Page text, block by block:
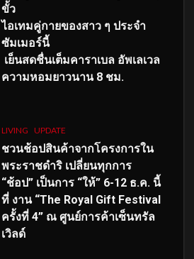
ขั้ว
ไอเทมคู่กายของสาว ๆ ประจำ
ซัมเมอร์นี้
เย็นสดชื่นเต็มคาราเบล อัพเลเวล
ความหอมยาวนาน 8 ชม.
LIVING UPDATE
ชวนช้อปสินค้าจากโครงการใน
พระราชดำริ เปลี่ยนทุกการ
“ช้อป” เป็นการ “ให้” 6-12 ธ.ค. นี้
ที่ งาน “The Royal Gift Festival
ครั้งที่ 4” ณ ศูนย์การค้าเซ็นทรัล
เวิลด์